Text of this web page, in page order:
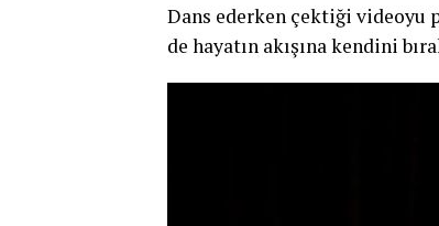
Dans ederken çektiği videoyu
de hayatın akışına kendini